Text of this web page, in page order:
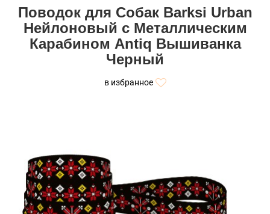
Поводок для Собак Barksi Urban
Нейлоновый с Металлическим
Карабином Antiq Вышиванка
Черный
в избранное